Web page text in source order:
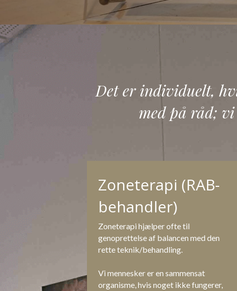
Det er individuelt,
med på råd;
Zoneterapi (RAB-
behandler)
Zoneterapi hjælper ofte til
genoprettelse af balancen med den
rette teknik/behandling.
Vi mennesker er en sammensat
organisme, hvis noget ikke fungerer,